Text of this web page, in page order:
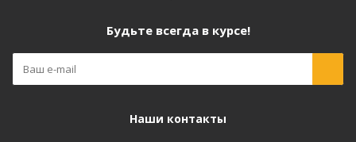
Будьте всегда в курсе!
Наши контакты